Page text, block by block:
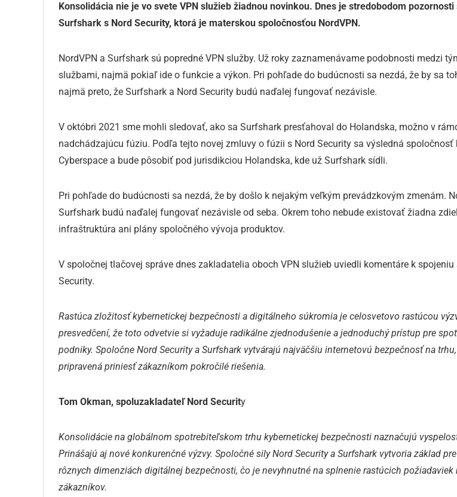
Konsolidácia nie je vo svete VPN služieb žiadnou novinkou. Dnes je stredobodom pozornosti
Surfshark s Nord Security, ktorá je materskou spoločnosťou NordVPN.
NordVPN a Surfshark sú popredné VPN služby. Už roky zaznamenávame podobnosti medzi
službami, najmä pokiaľ ide o funkcie a výkon. Pri pohľade do budúcnosti sa nezdá, že by sa
najmä preto, že Surfshark a Nord Security budú naďalej fungovať nezávisle.
V októbri 2021 sme mohli sledovať, ako sa Surfshark presťahoval do Holandska, možno v
nadchádzajúcu fúziu. Podľa tejto novej zmluvy o fúzii s Nord Security sa výsledná spoločnosť
Cyberspace a bude pôsobiť pod jurisdikciou Holandska, kde už Surfshark sídli.
Pri pohľade do budúcnosti sa nezdá, že by došlo k nejakým veľkým prevádzkovým zmenám.
Surfshark budú naďalej fungovať nezávisle od seba. Okrem toho nebude existovať žiadna
infraštruktúra ani plány spoločného vývoja produktov.
V spoločnej tlačovej správe dnes zakladatelia oboch VPN služieb uviedli komentáre k spojeniu
Security.
Rastúca zložitosť kybernetickej bezpečnosti a digitálneho súkromia je celosvetovo rastúcou
presvedčení, že toto odvetvie si vyžaduje radikálne zjednodušenie a jednoduchý prístup pre
podniky. Spoločne Nord Security a Surfshark vytvárajú najväčšiu internetovú bezpečnosť na
pripravená priniesť zákazníkom pokročilé riešenia.
Tom Okman, spoluzakladateľ Nord Security
Konsolidácie na globálnom spotrebiteľskom trhu kybernetickej bezpečnosti naznačujú
Prinášajú aj nové konkurenčné výzvy. Spoločné sily Nord Security a Surfshark vytvoria základ
rôznych dimenziách digitálnej bezpečnosti, čo je nevyhnutné na splnenie rastúcich požiadaviek
zákazníkov.